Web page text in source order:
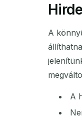
A
A